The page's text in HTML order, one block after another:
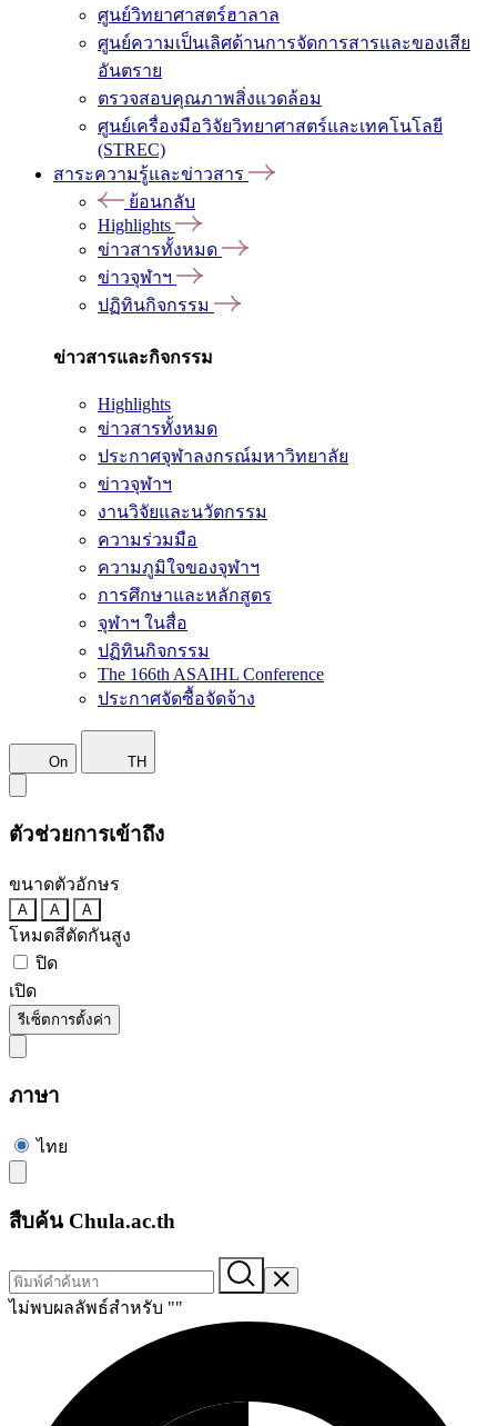
ศูนย์วิทยาศาสตร์ฮาลาล
ศูนย์ความเป็นเลิศด้านการจัดการสารและของเสีย
อันตราย
ตรวจสอบคุณภาพสิ่งแวดล้อม
ศูนย์เครื่องมือวิจัยวิทยาศาสตร์และเทคโนโลยี
(STREC)
สาระความรู้และข่าวสาร
ย้อนกลับ
Highlights
ข่าวสารทั้งหมด
ข่าวจุฬาฯ
ปฏิทินกิจกรรม
ข่าวสารและกิจกรรม
Highlights
ข่าวสารทั้งหมด
ประกาศจุฬาลงกรณ์มหาวิทยาลัย
ข่าวจุฬาฯ
งานวิจัยและนวัตกรรม
ความร่วมมือ
ความภูมิใจของจุฬาฯ
การศึกษาและหลักสูตร
จุฬาฯ ในสื่อ
ปฏิทินกิจกรรม
The 166th ASAIHL Conference
ประกาศจัดซื้อจัดจ้าง
On TH
ตัวช่วยการเข้าถึง
ขนาดตัวอักษร
A A A
โหมดสีตัดกันสูง
ปิด
เปิด
รีเซ็ตการตั้งค่า
ภาษา
ไทย
สืบค้น Chula.ac.th
ไม่พบผลลัพธ์สำหรับ ""